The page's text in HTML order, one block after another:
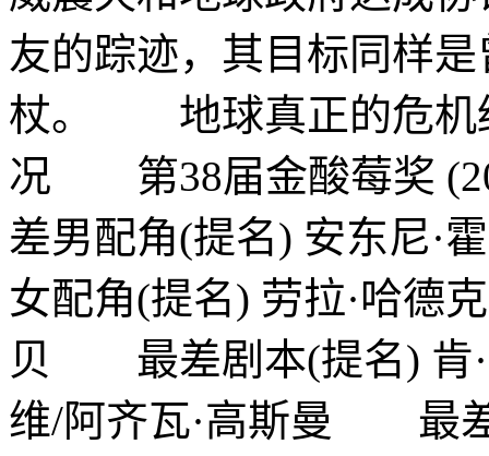
友的踪迹，其目标同样
杖。 地球真正的危机
况 第38届金酸莓奖
差男配角(提名) 安东尼
女配角(提名) 劳拉·哈
贝 最差剧本(提名) 肯·
维/阿齐瓦·高斯曼 最